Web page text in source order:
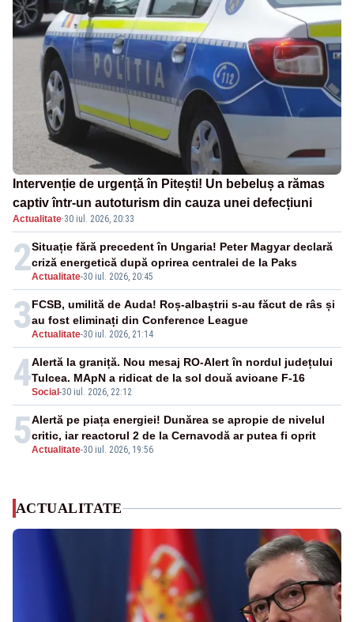
Intervenție de urgență în Pitești! Un bebeluș a rămas
captiv într-un autoturism din cauza unei defecțiuni
Actualitate·30 iul. 2026, 20:33
2Actualitate-30 iul. 2026, 20:45
Situație fără precedent în Ungaria! Peter Magyar declară
criză energetică după oprirea centralei de la Paks
3Actualitate-30 iul. 2026, 21:14
FCSB, umilită de Auda! Roș-albaștrii s-au făcut de râs și
au fost eliminați din Conference League
4Social -30 iul. 2026, 22:12
Alertă la graniță. Nou mesaj RO-Alert în nordul județului
Tulcea. MApN a ridicat de la sol două avioane F-16
5Actualitate-30 iul. 2026, 19:56
Alertă pe piața energiei! Dunărea se apropie de nivelul
critic, iar reactorul 2 de la Cernavodă ar putea fi oprit
ACTUALITATE